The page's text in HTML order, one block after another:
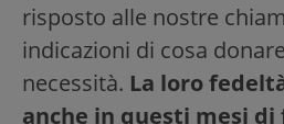
risposto alle nostre
indicazioni di cosa
necessità. La loro
anche in questi mesi